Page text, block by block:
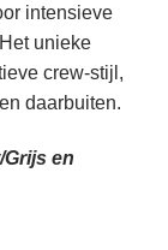
intensieve
unieke
crew-stijl,
daarbuiten.
en